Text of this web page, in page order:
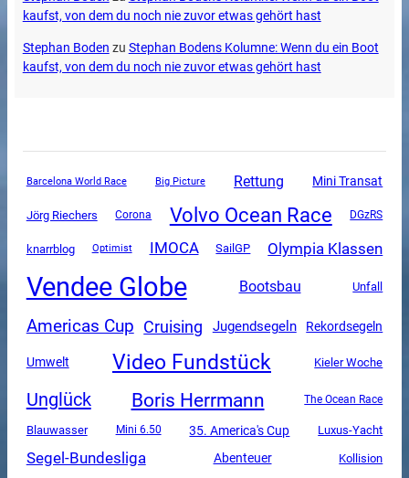
kaufst, von dem du noch nie zuvor etwas gehört hast
Stephan Boden zu Stephan Bodens Kolumne: Wenn du ein Boot
kaufst, von dem du noch nie zuvor etwas gehört hast
Barcelona World Race Big Picture Rettung Mini Transat
Jörg Riechers Corona Volvo Ocean Race DGzRS
knarrblog Optimist IMOCA SailGP Olympia Klassen
Vendee Globe Bootsbau Unfall
Americas Cup Cruising Jugendsegeln Rekordsegeln
Umwelt Video Fundstück Kieler Woche
Unglück Boris Herrmann The Ocean Race
Blauwasser Mini 6.50 35. America's Cup Luxus-Yacht
Segel-Bundesliga Abenteuer Kollision